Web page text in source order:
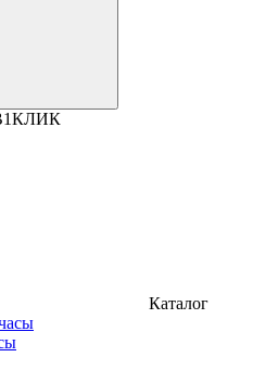
В1КЛИК
Каталог